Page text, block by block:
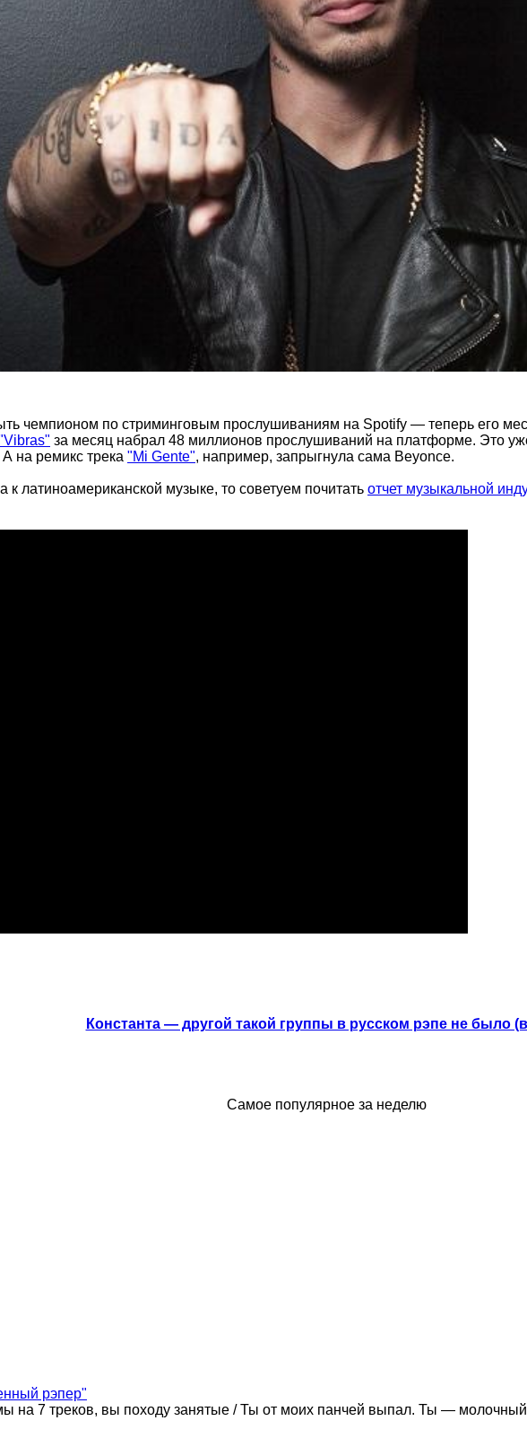
чемпионом по стриминговым прослушиваниям на Spotify — теперь его
за месяц набрал 48 миллионов прослушиваний на платформе. Это
на ремикс трека "Mi Gente", например, запрыгнула сама Beyonce.
к латиноамериканской музыке, то советуем почитать отчет музыкальной
Константа — другой такой группы в русском рэпе не было
Самое популярное за неделю
рэпер"
на 7 треков, вы походу занятые / Ты от моих панчей выпал. Ты —